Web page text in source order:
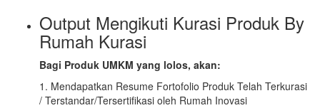
Output Mengikuti Kurasi Produk By
Rumah Kurasi
Bagi Produk UMKM yang lolos, akan:
1. Mendapatkan Resume Fortofolio Produk Telah Terkurasi
/ Terstandar/Tersertifikasi oleh Rumah Inovasi